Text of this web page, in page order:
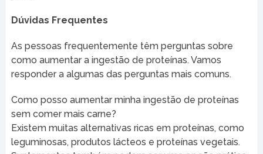
Dúvidas Frequentes
As pessoas frequentemente têm perguntas sobre
como aumentar a ingestão de proteínas. Vamos
responder a algumas das perguntas mais comuns.
Como posso aumentar minha ingestão de proteínas
sem comer mais carne?
Existem muitas alternativas ricas em proteínas, como
leguminosas, produtos lácteos e proteínas vegetais.